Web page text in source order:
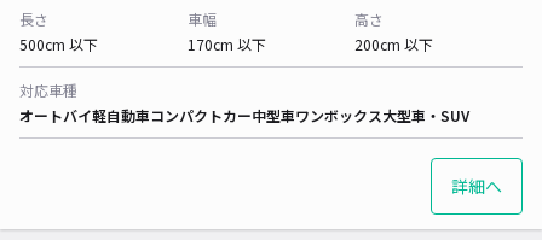
長さ
500cm 以下
車幅
170cm 以下
高さ
200cm 以下
対応車種
オートバイ軽自動車コンパクトカー中型車ワンボックス大型車・SUV
詳細へ